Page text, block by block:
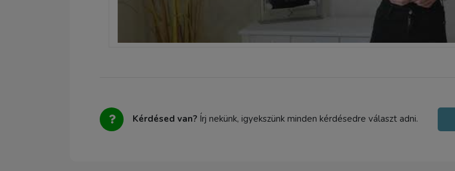
Kérdésed van? Írj nekünk, igyekszünk minden kérdésedre választ adni.